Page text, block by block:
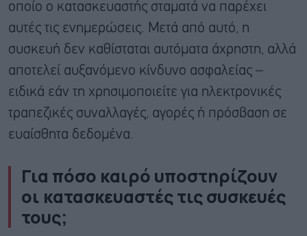
οποίο ο κατασκευαστής σταματά να παρέχει
αυτές τις ενημερώσεις. Μετά από αυτό, η
συσκευή δεν καθίσταται αυτόματα άχρηστη, αλλά
αποτελεί αυξανόμενο κίνδυνο ασφαλείας –
ειδικά εάν τη χρησιμοποιείτε για ηλεκτρονικές
τραπεζικές συναλλαγές, αγορές ή πρόσβαση σε
ευαίσθητα δεδομένα.
Για πόσο καιρό υποστηρίζουν
οι κατασκευαστές τις συσκευές
τους;